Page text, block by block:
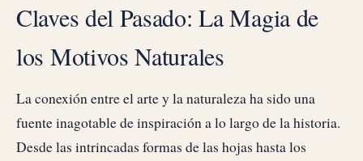
Claves del Pasado: La Magia de
los Motivos Naturales
La conexión entre el arte y la naturaleza ha sido una
fuente inagotable de inspiración a lo largo de la historia.
Desde las intrincadas formas de las hojas hasta los